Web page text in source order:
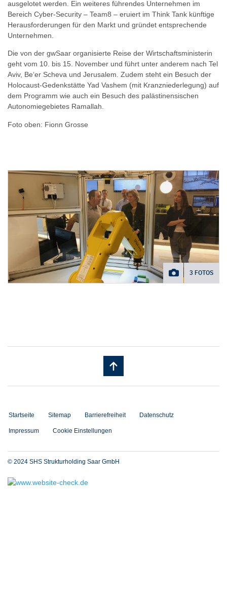
ausgelotet werden. Ein weiteres führendes Unternehmen im
Bereich Cyber-Security – Team8 – eruiert im Think Tank künftige
Herausforderungen für den Markt und gründet entsprechende
Unternehmen.
Die von der gwSaar organisierte Reise der Wirtschaftsministerin
geht vom 10. bis 15. November und führt unter anderem nach Tel
Aviv, Be‘er Scheva und Jerusalem. Zudem steht ein Besuch der
Holocaust-Gedenkstätte Yad Vashem (mit Kranzniederlegung) auf
dem Programm wie auch ein Besuch des palästinensischen
Autonomiegebietes Ramallah.
Foto oben: Fionn Grosse
3 FOTOS
Startseite Sitemap Barrierefreiheit Datenschutz
Impressum Cookie Einstellungen
© 2024 SHS Strukturholding Saar GmbH